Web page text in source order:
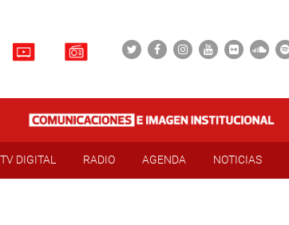
TV DIGITAL RADIO AGENDA NOTICIAS